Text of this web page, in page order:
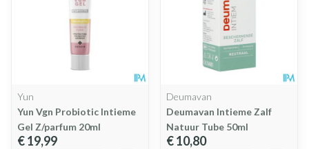
Yun
Yun Vgn Probiotic Intieme
Gel Z/parfum 20ml
€ 19,99
Deumavan
Deumavan Intieme Zalf
Natuur Tube 50ml
€ 10,80